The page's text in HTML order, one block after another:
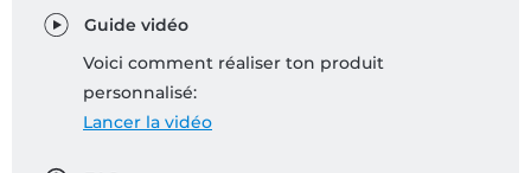
Guide vidéo
Voici comment réaliser ton produit
personnalisé:
Lancer la vidéo